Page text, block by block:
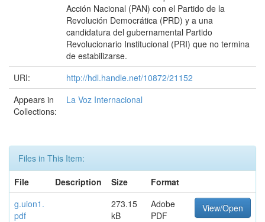
Acción Nacional (PAN) con el Partido de la
Revolución Democrática (PRD) y a una
candidatura del gubernamental Partido
Revolucionario Institucional (PRI) que no termina
de estabilizarse.
URI:
http://hdl.handle.net/10872/21152
Appears in
Collections:
La Voz Internacional
Files in This Item:
File
Description Size
Format
g.uion1.
pdf
273.15
kB
Adobe
PDF
View/Open